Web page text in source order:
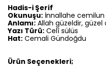
Hadis-i Şerif
Okunuşu: İnnallahe
Anlamı: Allah güzeldir, güzel
Yazı Türü: Celî sülüs
Hat: Cemali Gündoğdu
Ürün Seçenekleri;